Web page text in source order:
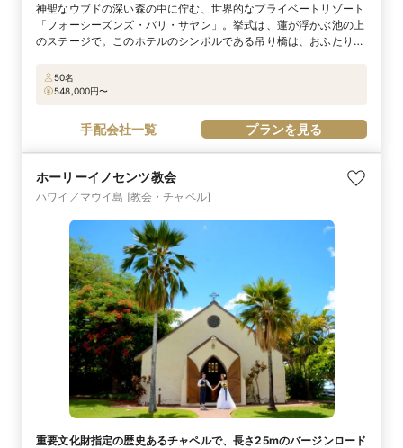
神聖なウブドの深い森の中に佇む、世界的なプライベートリゾート
「フォーシーズンズ・バリ・サヤン」。挙式は、蓮が浮かぶ池の上
のステージで。このホテルのシンボルである吊り橋は、おふたりの
す。まるで天空の上を歩いているかのような壮大なロケーションの
中、森を抜ける爽やかな風を全身で感じながら歩みます。バリ島の
トセレモニーも人気。大人の隠れ家的リゾートで、忘れられない挙
式がかないます。
50名
548,000円〜
手配会社一覧 プランを見る
ホーリーイノセンツ教会
ハワイ／マウイ島 [教会・チャペル]
重要文化財指定の歴史あるチャペルで、長さ25mのバージンロード